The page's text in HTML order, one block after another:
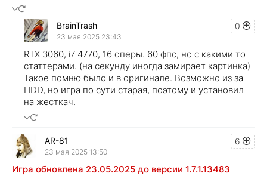
0
BrainTrash
23 мая 2025 23:43
RTX 3060, i7 4770, 16 оперы. 60 фпс, но с какими то
статтерами. (на секунду иногда замирает картинка)
Такое помню было и в оригинале. Возможно из за
HDD, но игра по сути старая, поэтому и установил
на жесткач.
6
AR-81
23 мая 2025 13:50
Игра обновлена 23.05.2025 до версии 1.7.1.13483